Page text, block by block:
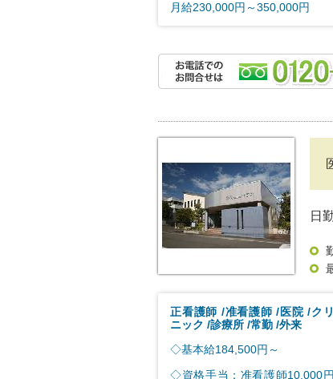
月給230,000円～350,000円
日
正看護師 准看護師 医院
クリ
ニック
診療所 常勤 外来
◇基本給184,500円～
◇資格手当：准看護師10,000円